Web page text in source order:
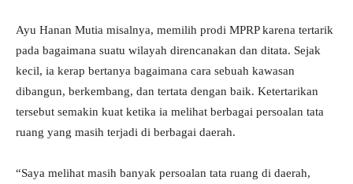
Ayu Hanan Mutia misalnya, memilih prodi MPRP karena tertarik
pada bagaimana suatu wilayah direncanakan dan ditata. Sejak
kecil, ia kerap bertanya bagaimana cara sebuah kawasan
dibangun, berkembang, dan tertata dengan baik. Ketertarikan
tersebut semakin kuat ketika ia melihat berbagai persoalan tata
ruang yang masih terjadi di berbagai daerah.
“Saya melihat masih banyak persoalan tata ruang di daerah,